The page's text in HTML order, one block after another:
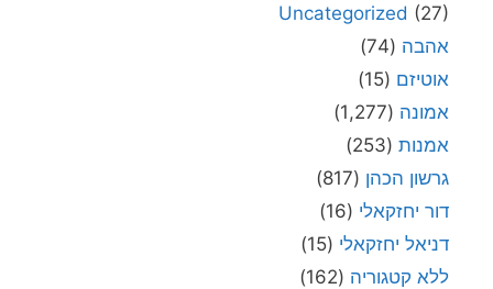
Uncategorized (27)
אהבה (74)
אוטיזם (15)
אמונה (1,277)
אמנות (253)
גרשון הכהן (817)
דור יחזקאלי (16)
דניאל יחזקאלי (15)
ללא קטגוריה (162)